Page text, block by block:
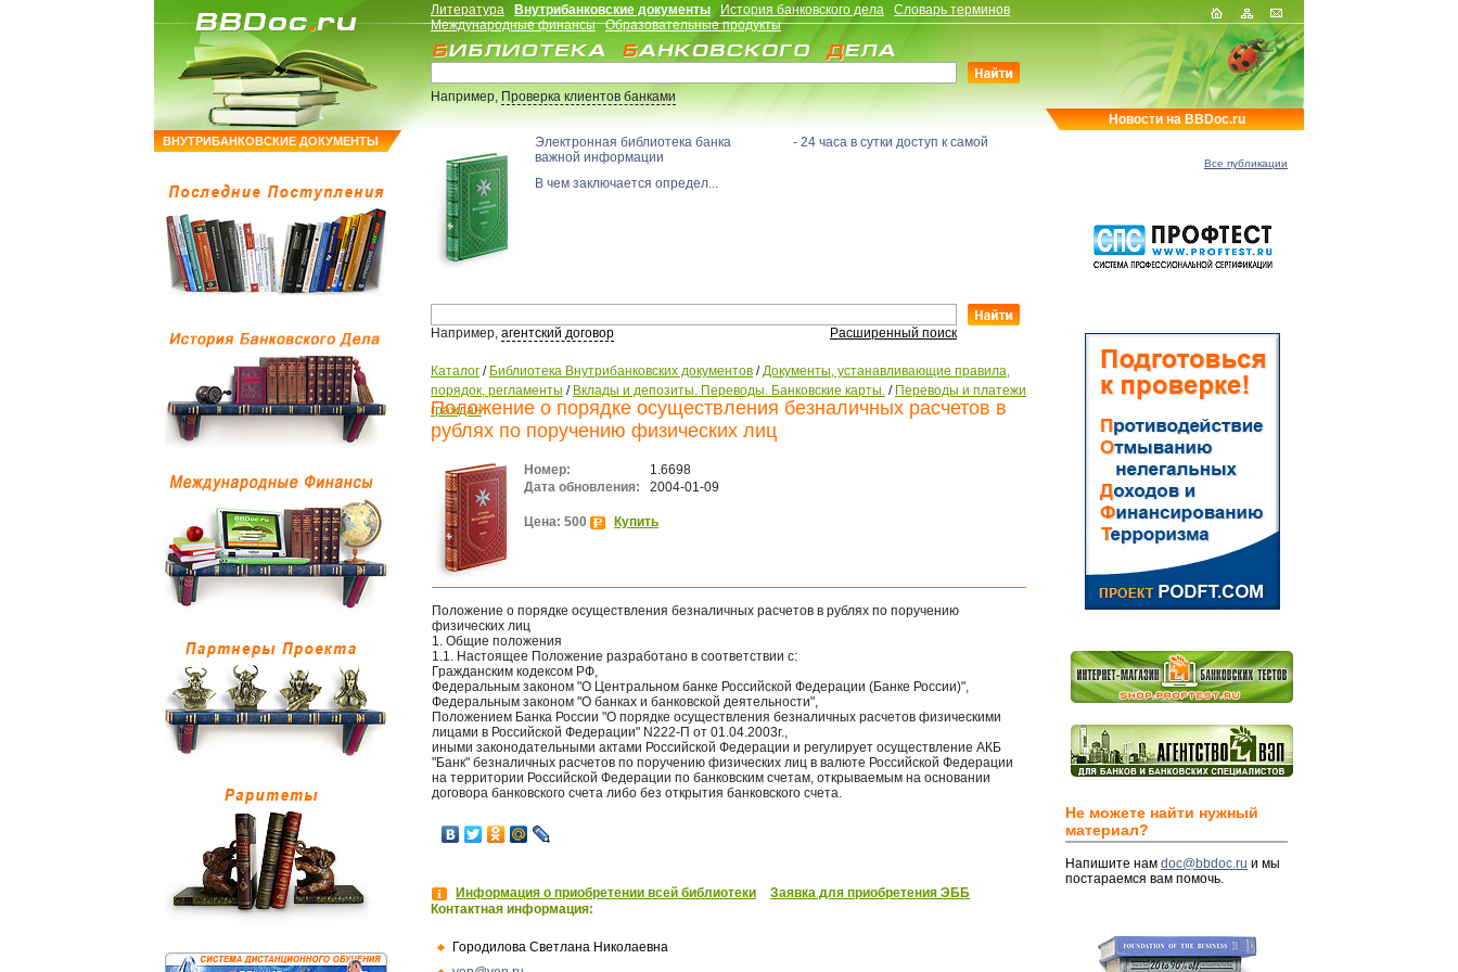
ВНУТРИБАНКОВСКИЕ ДОКУМЕНТЫ
Литература Внутрибанковские документы История банковского дела
Словарь терминов
Международные финансы
Образовательные продукты
Например,Проверка клиентов банками
Электронная библиотека банка - 24 часа в сутки доступ к самой
важной информации
В чем заключается определ...
Например, агентский договор Расширенный поиск
Каталог / Библиотека Внутрибанковских документов /Документы, устанавливающие правила,
порядок, регламенты / Вклады и депозиты. Переводы. Банковские карты. / Переводы и платежи
граждан
Положение о порядке осуществления безналичных расчетов в
рублях по поручению физических лиц
Номер:
1.6698
Дата обновления:
2004-01-09
Цена: 500 Купить
Положение о порядке осуществления безналичных расчетов в рублях по поручению
физических лиц
1. Общие положения
1.1. Настоящее Положение разработано в соответствии с:
Гражданским кодексом РФ,
Федеральным законом "О Центральном банке Российской Федерации (Банке России)",
Федеральным законом "О банках и банковской деятельности",
Положением Банка России "О порядке осуществления безналичных расчетов физическими
лицами в Российской Федерации" N222-П от 01.04.2003г.,
иными законодательными актами Российской Федерации и регулирует осуществление АКБ
"Банк" безналичных расчетов по поручению физических лиц в валюте Российской Федерации
на территории Российской Федерации по банковским счетам, открываемым на основании
договора банковского счета либо без открытия банковского счета.
Информация о приобретении всей библиотеки
Заявка для приобретения ЭББ
Контактная информация:
Городилова Светлана Николаевна
Новости на BBDoc.ru
Все публикации
Не можете найти нужный
материал?
Напишите нам doc@bbdoc.ru и мы
постараемся вам помочь.